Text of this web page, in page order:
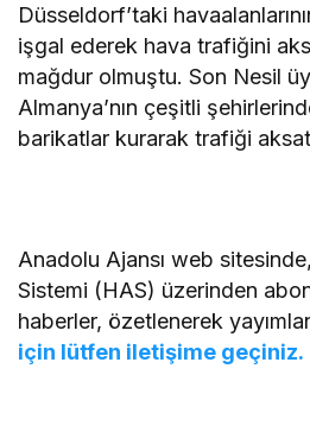
Düsseldorf’taki
işgal ederek hava trafiğini
mağdur olmuştu. Son Nesil
Almanya’nın çeşitli
barikatlar kurarak trafiği
Anadolu Ajansı web
Sistemi (HAS) üzerinden
haberler, özetlenerek
için lütfen iletişime geçiniz.